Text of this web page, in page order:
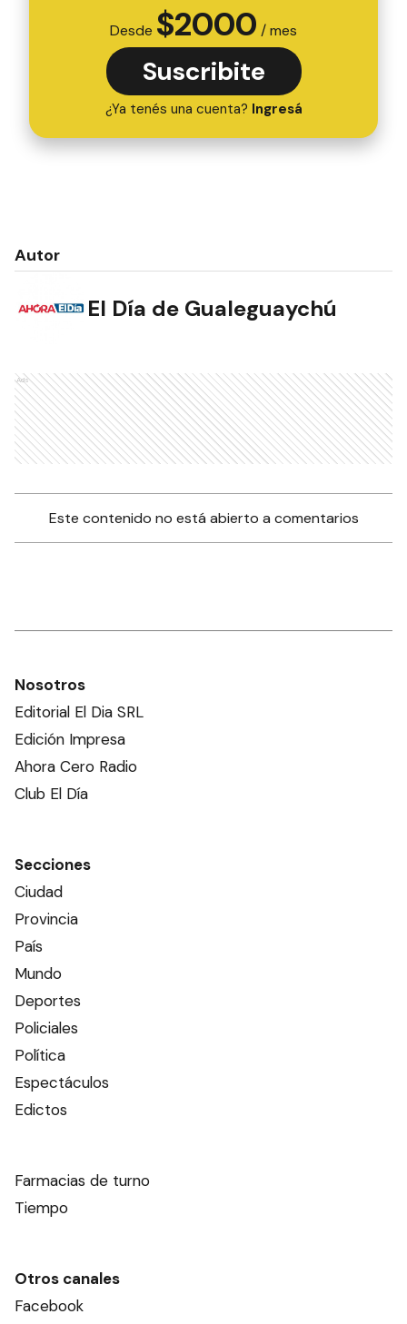
Desde $2000 / mes
Suscribite
¿Ya tenés una cuenta? Ingresá
Autor
El Día de Gualeguaychú
Ads
Este contenido no está abierto a comentarios
Nosotros
Editorial El Dia SRL
Edición Impresa
Ahora Cero Radio
Club El Día
Secciones
Ciudad
Provincia
País
Mundo
Deportes
Policiales
Política
Espectáculos
Edictos
Farmacias de turno
Tiempo
Otros canales
Facebook